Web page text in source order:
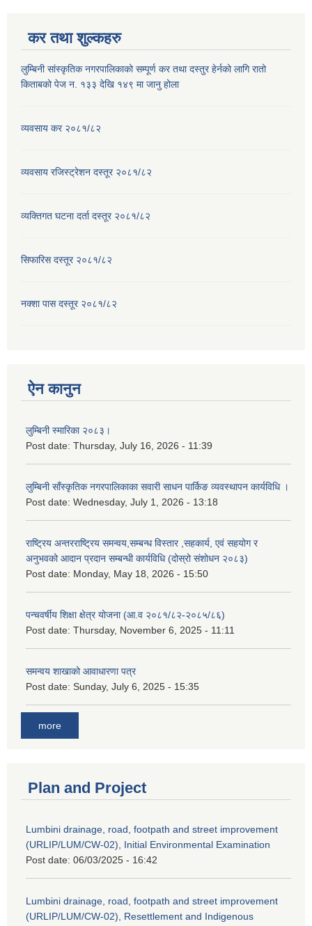
कर तथा शुल्कहरु
लुम्बिनी सांस्कृतिक नगरपालिकाको सम्पूर्ण कर तथा दस्तुर हेर्नको लागि रातो
किताबको पेज न. १३३ देखि १४९ मा जानु होला
व्यवसाय कर २०८१/८२
व्यवसाय रजिस्ट्रेशन दस्तूर २०८१/८२
व्यक्तिगत घटना दर्ता दस्तूर २०८१/८२
सिफारिस दस्तूर २०८१/८२
नक्शा पास दस्तूर २०८१/८२
ऐन कानुन
लुम्बिनी स्मारिका २०८३।
Post date: Thursday, July 16, 2026 - 11:39
लुम्बिनी साँस्कृतिक नगरपालिकाका सवारी साधन पार्किङ व्यवस्थापन कार्यविधि ।
Post date: Wednesday, July 1, 2026 - 13:18
राष्ट्रिय अन्तरराष्ट्रिय समन्वय,सम्बन्ध विस्तार ,सहकार्य, एवं सहयोग र
अनुभवको आदान प्रदान सम्बन्धी कार्यविधि (दोस्रो संशोधन २०८३)
Post date: Monday, May 18, 2026 - 15:50
पन्चवर्षीय शिक्षा क्षेत्र योजना (आ.व २०८१/८२-२०८५/८६)
Post date: Thursday, November 6, 2025 - 11:11
समन्वय शाखाको आवाधारणा पत्र
Post date: Sunday, July 6, 2025 - 15:35
more
Plan and Project
Lumbini drainage, road, footpath and street improvement
(URLIP/LUM/CW-02), Initial Environmental Examination
Post date: 06/03/2025 - 16:42
Lumbini drainage, road, footpath and street improvement
(URLIP/LUM/CW-02), Resettlement and Indigenous